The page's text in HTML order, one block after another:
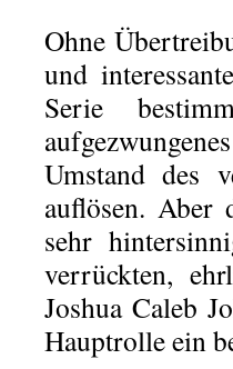
Ohne
und
Serie
Umstand des
auflösen. Aber
sehr
verrückten,
Joshua Caleb
Hauptrolle ein